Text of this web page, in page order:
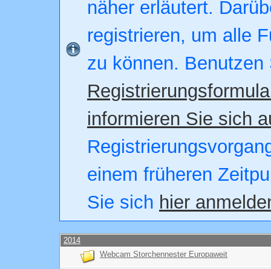
näher erläutert.
registrieren, um alle
zu können. Benutzen
informieren Sie sich
einem früheren
Sie sich hier
2014
Webcam Storchennester Europaweit